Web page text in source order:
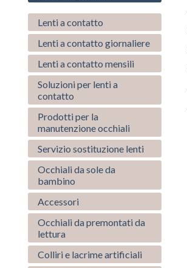
Lenti a contatto
Lenti a contatto giornaliere
Lenti a contatto mensili
Soluzioni per lenti a
contatto
Prodotti per la
manutenzione occhiali
Servizio sostituzione lenti
Occhiali da sole da
bambino
Accessori
Occhiali da premontati da
lettura
Colliri e lacrime artificiali